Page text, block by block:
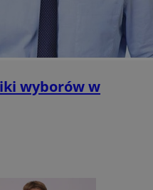
wyborów w